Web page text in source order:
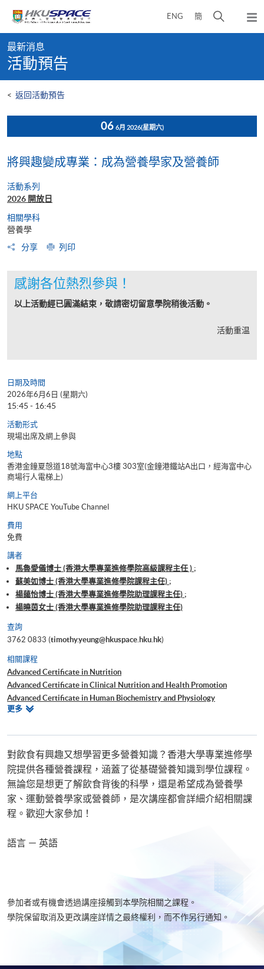
content
ENG 簡
開
彈
出
content
start
最新消息
活動預告
< 返回活動預告
06 6月 2026(星期六)
將興趣變成專業：成為營養學家及營養師
活動系列
2026 開放日
相關學科
營養學
分享
列印
感謝各位熱烈參與！
以上活動經已圓滿結束，敬請密切留意學院稍後活動。
活動重温
日期及時間
2026年6月6日 (星期六)
15:45 - 16:45
活動形式
現場出席及網上參與
地點
香港金鐘夏慤道18號海富中心3樓 303室(金鐘港鐵站A出口，經海富中心
商場行人電梯上)
網上平台
HKU SPACE YouTube Channel
費用
免費
講者
馬魯愛儀博士 (香港大學專業進修學院高級課程主任 ) ;
蘇美如博士 (香港大學專業進修學院課程主任) ;
楊藹怡博士 (香港大學專業進修學院助理課程主任) ;
楊曉茵女士 (香港大學專業進修學院助理課程主任)
查詢
3762 0833 (timothy.yeung@hkuspace.hku.hk)
相關課程
Advanced Certificate in Nutrition
Advanced Certificate in Clinical Nutrition and Health Promotion
Advanced Certificate in Human Biochemistry and Physiology
Advanced Diploma in Child and Adolescent Nutrition
Bachelor of Science (Honours) Food and Nutrition
更多相
對飲食有興趣又想學習更多營養知識？香港大學專業進修學
院提供各種營養課程，涵蓋了從基礎營養知識到學位課程。
無論您是想更了解飲食背後的科學，還是希望成為營養學
家、運動營養學家或營養師，是次講座都會詳細介紹相關課
程。歡迎大家參加！
語言 － 英語
參加者或有機會透過講座接觸到本學院相關之課程。
學院保留取消及更改講座詳情之最終權利，而不作另行通知。